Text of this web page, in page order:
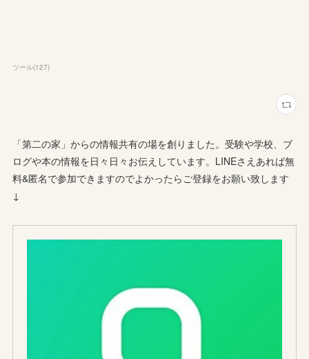
ツール(127)
「第二の家」からの情報共有の場を創りました。受験や学校、ブ
ログや本の情報を日々日々お伝えしています。LINEさえあれば無
料&匿名で参加できますのでよかったらご登録をお願い致します
↓